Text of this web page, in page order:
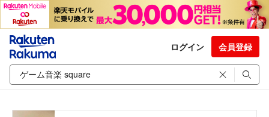
ログイン 会員登録